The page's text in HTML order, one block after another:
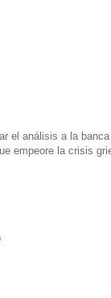
el análisis a la
empeore la crisis